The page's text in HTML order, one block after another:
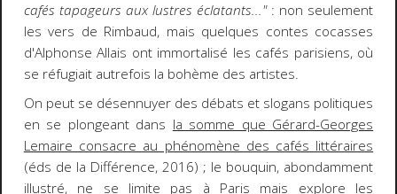
cafés tapageurs aux lustres éclatants...": non seulement
les vers de Rimbaud, mais quelques contes cocasses
d'Alphonse Allais ont immortalisé les cafés parisiens, où
se réfugiait autrefois la bohème des artistes.
On peut se désennuyer des débats et slogans politiques
en se plongeant dans la somme que Gérard-Georges
Lemaire consacre au phénomène des cafés littéraires
(éds de la Différence, 2016) ; le bouquin, abondamment
illustré, ne se limite pas à Paris mais explore les